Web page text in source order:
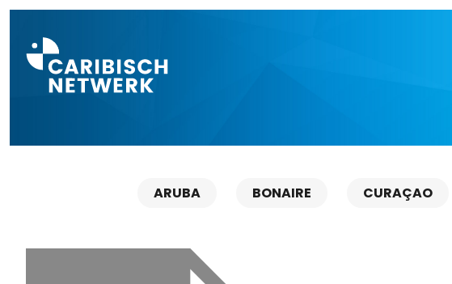
ARUBA BONAIRE CURAÇAO